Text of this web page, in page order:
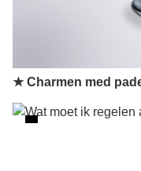
★ Charmen med